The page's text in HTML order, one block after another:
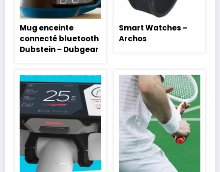
Mug enceinte
connecté bluetooth
Dubstein – Dubgear
Smart Watches –
Archos